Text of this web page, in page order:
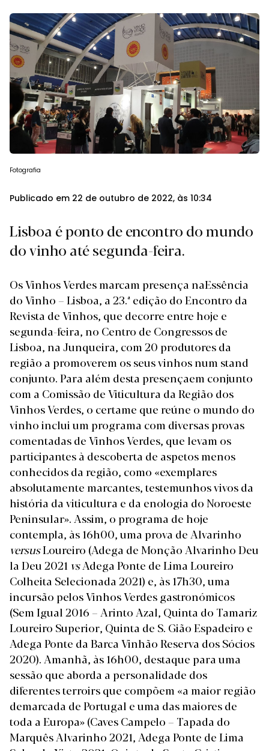
Fotografia
Publicado em 22 de outubro de 2022, às 10:34
Lisboa é ponto de encontro do mundo
do vinho até segunda-feira.
Os Vinhos Verdes marcam presença naEssência
do Vinho – Lisboa, a 23.ª edição do Encontro da
Revista de Vinhos, que decorre entre hoje e
segunda-feira, no Centro de Congressos de
Lisboa, na Junqueira, com 20 produtores da
região a promoverem os seus vinhos num stand
conjunto. Para além desta presençaem conjunto
com a Comissão de Viticultura da Região dos
Vinhos Verdes, o certame que reúne o mundo do
vinho inclui um programa com diversas provas
comentadas de Vinhos Verdes, que levam os
participantes à descoberta de aspetos menos
conhecidos da região, como «exemplares
absolutamente marcantes, testemunhos vivos da
história da viticultura e da enologia do Noroeste
Peninsular». Assim, o programa de hoje
contempla, às 16h00, uma prova de Alvarinho
versusLoureiro (Adega de Monção Alvarinho Deu
la Deu 2021 vsAdega Ponte de Lima Loureiro
Colheita Selecionada 2021) e, às 17h30, uma
incursão pelos Vinhos Verdes gastronómicos
(Sem Igual 2016 – Arinto Azal, Quinta do Tamariz
Loureiro Superior, Quinta de S. Gião Espadeiro e
Adega Ponte da Barca Vinhão Reserva dos Sócios
2020). Amanhã, às 16h00, destaque para uma
sessão que aborda a personalidade dos
diferentes terroirs que compõem «a maior região
demarcada de Portugal e uma das maiores de
toda a Europa» (Caves Campelo – Tapada do
Marquês Alvarinho 2021, Adega Ponte de Lima